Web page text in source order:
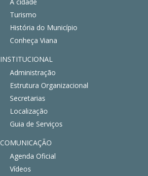
Turismo
História do Município
Conheça Viana
INSTITUCIONAL
Administração
Estrutura Organizacional
Secretarias
Localização
Guia de Serviços
COMUNICAÇÃO
Agenda Oficial
Vídeos